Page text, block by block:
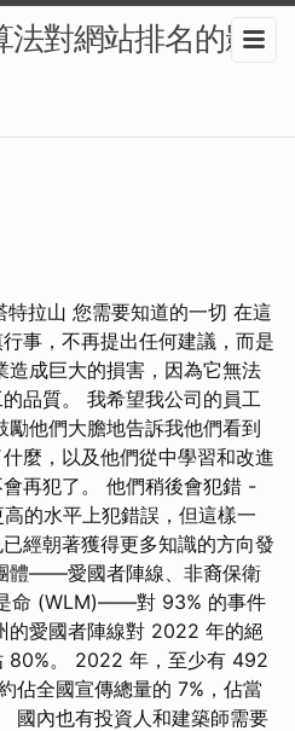
法對網站排名的影
拉山 您需要知道的一切 在這
事，不再提出任何建議，而是
造成巨大的損害，因為它無法
品質。 我希望我公司的員工
他們大膽地告訴我他們看到
麼，以及他們從中學習和改進
再犯了。 他們稍後會犯錯 -
的水平上犯錯誤，但這樣一
經朝著獲得更多知識的方向發
體——愛國者陣線、非裔保衛
命 (WLM)——對 93% 的事件
的愛國者陣線對 2022 年的絕
。 2022 年，至少有 492
佔全國宣傳總量的 7%，佔當
國內也有投資人和建築師需要